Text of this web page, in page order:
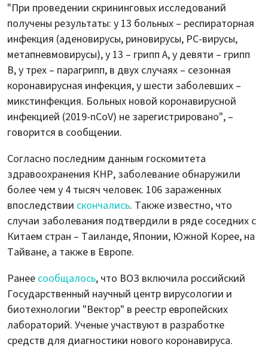
"При проведении скрининговых исследований
получены результаты: у 13 больных – респираторная
инфекция (аденовирусы, риновирусы, РС-вирусы,
метапневмовирусы), у 13 – грипп А, у девяти – грипп
В, у трех – парагрипп, в двух случаях – сезонная
коронавирусная инфекция, у шести заболевших –
микстинфекция. Больных новой коронавирусной
инфекцией (2019-nCoV) не зарегистрировано", –
говорится в сообщении.
Согласно последним данным госкомитета
здравоохранения КНР, заболевание обнаружили
более чем у 4 тысяч человек. 106 зараженных
впоследствии скончались. Также известно, что
случаи заболевания подтвердили в ряде соседних с
Китаем стран – Таиланде, Японии, Южной Корее, на
Тайване, а также в Европе.
Ранее сообщалось, что ВОЗ включила российский
Государственный научный центр вирусологии и
биотехнологии "Вектор" в реестр европейских
лабораторий. Ученые участвуют в разработке
средств для диагностики нового коронавируса.